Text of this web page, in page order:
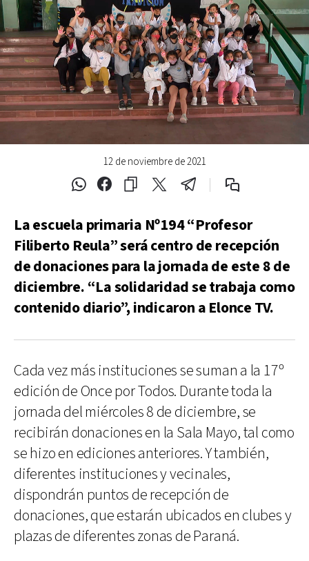
12 de noviembre de 2021
La escuela primaria Nº194 “Profesor
Filiberto Reula” será centro de recepción
de donaciones para la jornada de este 8 de
diciembre. “La solidaridad se trabaja como
contenido diario”, indicaron a Elonce TV.
Cada vez más instituciones se suman a la 17º
edición de Once por Todos. Durante toda la
jornada del miércoles 8 de diciembre, se
recibirán donaciones en la Sala Mayo, tal como
se hizo en ediciones anteriores. Y también,
diferentes instituciones y vecinales,
dispondrán puntos de recepción de
donaciones, que estarán ubicados en clubes y
plazas de diferentes zonas de Paraná.